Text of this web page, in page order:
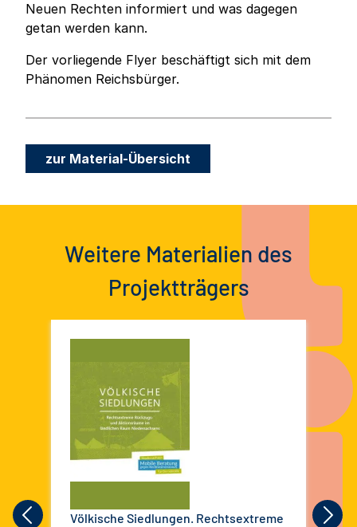
Neuen Rechten informiert und was dagegen
getan werden kann.
Der vorliegende Flyer beschäftigt sich mit dem
Phänomen Reichsbürger.
zur Material-Übersicht
Weitere Materialien des
Projektträgers
Völkische Siedlungen. Rechtsextreme